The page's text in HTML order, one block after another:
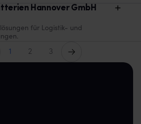
Hannover GmbH
für Logistik- und
1 2 3 Weiter